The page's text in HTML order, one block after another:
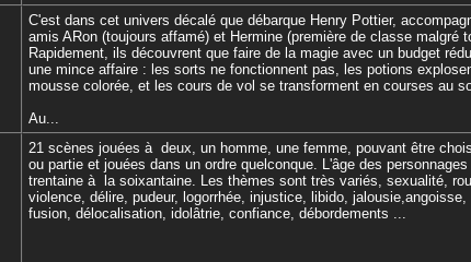
C'est dans cet univers décalé que débarque Henry Pottier,
amis ARon (toujours affamé) et Hermine (première de classe malgré
Rapidement, ils découvrent que faire de la magie avec un budget
une mince affaire : les sorts ne fonctionnent pas, les potions
mousse colorée, et les cours de vol se transforment en courses au
Au...
21 scènes jouées à deux, un homme, une femme, pouvant être
ou partie et jouées dans un ordre quelconque. L'âge des
trentaine à la soixantaine. Les thèmes sont très variés, sexualité,
violence, délire, pudeur, logorrhée, injustice, libido,
fusion, délocalisation, idolâtrie, confiance, débordements ...